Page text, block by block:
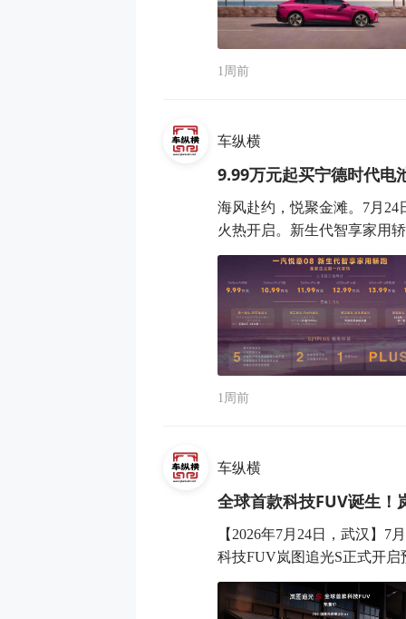
1周前
车纵横
9.99万元起买宁德时代电
海风赴约，悦聚金滩。7月
火热开启。新生代智享家用
1周前
车纵横
全球首款科技FUV诞生！
【2026年7月24日，武汉】
科技FUV岚图追光S正式开启